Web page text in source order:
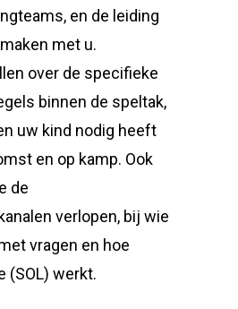
en de leiding
met u.
over de specifieke
binnen de speltak,
uw kind nodig heeft
en op kamp. Ook
de
verlopen, bij wie
vragen en hoe
(SOL) werkt.